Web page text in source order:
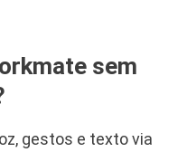
sem
gestos e texto via